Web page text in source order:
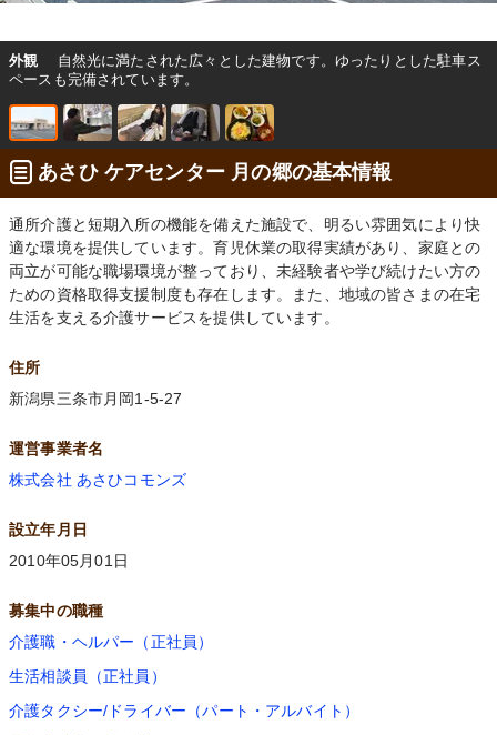
外観
自然光に満たされた広々とした建物です。ゆったりとした駐車ス
ペースも完備されています。
あさひ ケアセンター 月の郷の基本情報
通所介護と短期入所の機能を備えた施設で、明るい雰囲気により快
適な環境を提供しています。育児休業の取得実績があり、家庭との
両立が可能な職場環境が整っており、未経験者や学び続けたい方の
ための資格取得支援制度も存在します。また、地域の皆さまの在宅
生活を支える介護サービスを提供しています。
住所
新潟県三条市月岡1-5-27
運営事業者名
株式会社 あさひコモンズ
設立年月日
2010年05月01日
募集中の職種
介護職・ヘルパー（正社員）
生活相談員（正社員）
介護タクシー/ドライバー（パート・アルバイト）